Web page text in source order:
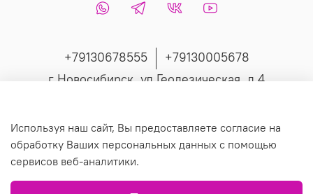
+79130678555
+79130005678
г Новосибирск, ул Геодезическая, д 4
© 2019 Любое использование контента без письменного
Используя наш сайт, Вы предоставляете согласие на
обработку Ваших персональных данных с помощью
сервисов веб-аналитики.